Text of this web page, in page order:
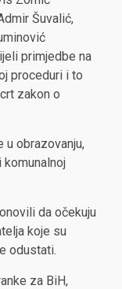
Šuvalić,
primjedbe na
proceduri i to
zakon o
u obrazovanju,
da očekuju
koje su
odustati.
za BiH,